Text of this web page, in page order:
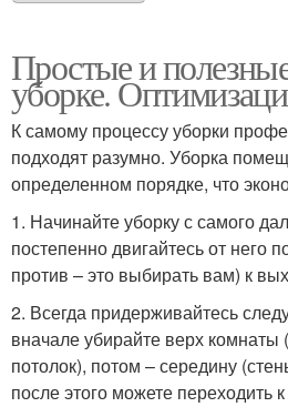
Простые и
уборке.
К самому процессу уборки
подходят разумно. Уборка
определенном порядке, что
1. Начинайте уборку с самого
постепенно двигайтесь от него
против – это выбирать вам) к
2. Всегда придерживайтесь
вначале убирайте верх комнаты
потолок), потом – середину
после этого можете переходить